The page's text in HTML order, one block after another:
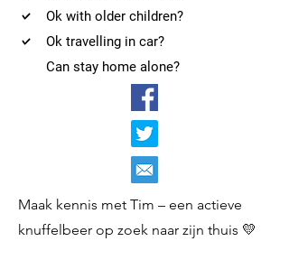
Ok with older children?
Ok travelling in car?
Can stay home alone?
Maak kennis met Tim – een actieve
knuffelbeer op zoek naar zijn thuis 💛